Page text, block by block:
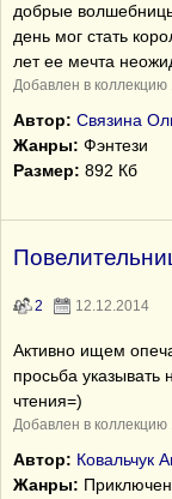
добрые
день мог стать
лет ее мечта
Добавлен в
Автор: Связина
Жанры: Фэнтези
Размер: 892 Кб
2 12.12.2014
Активно ищем
просьба указывать
чтения=)
Добавлен в
Автор: Ковальчук
Жанры: